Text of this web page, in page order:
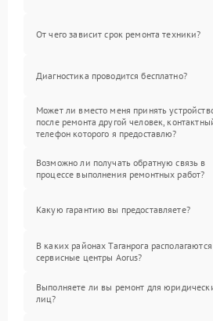
От чего зависит срок ремонта техники?
Диагностика проводится бесплатно?
Может ли вместо меня принять
после ремонта другой человек,
телефон которого я предоставлю?
Возможно ли получать обратную связь в
процессе выполнения ремонтных работ?
Какую гарантию вы предоставляете?
В каких районах Таганрога располагаются
сервисные центры Aorus?
Выполняете ли вы ремонт для
лиц?